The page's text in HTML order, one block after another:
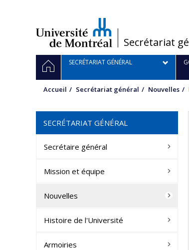
/
Secrétariat
Navigation
principale
ACCUEILSECRÉTARIAT GÉNÉRAL
Accueil Secrétariat général Nouvelles
SECRÉTARIAT GÉNÉRAL
Secrétaire général
Mission et équipe
Nouvelles
Histoire de l'Université
Armoiries